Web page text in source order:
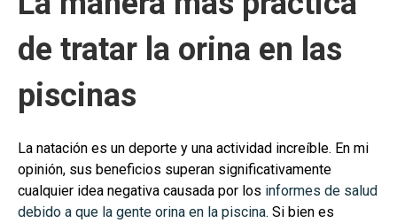
de tratar la orina en las
piscinas
La natación es un deporte y una actividad increíble. En mi
opinión, sus beneficios superan significativamente
cualquier idea negativa causada por los informes de salud
debido a que la gente orina en la piscina. Si bien es